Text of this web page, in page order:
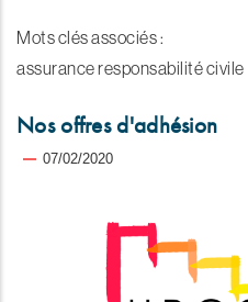
Mots clés associés :
assurance responsabilité civile
Nos offres d'adhésion
07/02/2020